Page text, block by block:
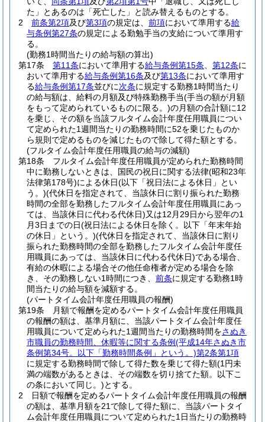
た」とあるのは「死亡した」と読み替えるものとする。
2
前条第2項及び第3項の規定は、 前項において準用する給
与条例第27条の規定による勤勉手当の支給について準用す
る。
(勤務1時間当たりの給与額の算出)
第17条
第11条において準用する給与条例第15条 第12条に
おいて準用する給与条例第16条及び第13条において準用す
る給与条例第17条並びに次条に規定する勤務1時間当たり
の給与額は、給料の月額及び特殊勤務手当(手当の額が月額
をもって定められているものに限る。)の月額の合計額に12
を乗じ、その額を当該フルタイム会計年度任用職員につい
て定められた1週間当たりの勤務時間に52を乗じたものか
ら規則で定めるものを減じたもので除して得た額とする。
(フルタイム会計年度任用職員の給与の減額)
第18条
フルタイム会計年度任用職員が定められた勤務時間
中に勤務しないときは、国民の祝日に関する法律(昭和23年
法律第178号)による休日(以下「祝日法による休日」とい
う。)(代休日を指定されて、当該休日に割り振られた勤務
時間の全部を勤務したフルタイム会計年度任用職員にあっ
ては、当該休日に代わる代休日)又は12月29日から翌年の1
月3日までの日(祝日法による休日を除く。以下「年末年始
の休日」という。)(代休日を指定されて、当該休日に割り
振られた勤務時間の全部を勤務したフルタイム会計年度任
用職員にあっては、当該休日に代わる代休日)である場合、
有給の休暇による場合その他任命権者が定める場合を除
き、その勤務しない1時間につき、 前条に規定する勤務1時
間当たりの給与額を減額する。
(パートタイム会計年度任用職員の報酬)
第19条
月額で報酬を定めるパートタイム会計年度任用職員
の報酬の額は、基準月額に、当該パートタイム会計年度任
用職員について定められた1週間当たりの勤務時間をさぬき
市職員の勤務時間、休暇等に関する条例(平成14年さぬき市
条例第34号。以下「勤務時間条例」という。)第2条第1項
に規定する勤務時間で除して得た数を乗じて得た額(1円未
満の端数があるときは、その端数を切り捨てた額。以下こ
の条において同じ。)とする。
2
日額で報酬を定めるパートタイム会計年度任用職員の報酬
の額は、基準月額を21で除して得た額に、当該パートタイ
ム会計年度任用職員について定められた1日当たりの勤務時